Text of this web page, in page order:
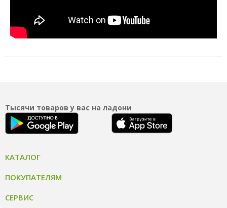
Тысячи товаров у вас на ладони
КАТАЛОГ
ПОКУПАТЕЛЯМ
СЕРВИС